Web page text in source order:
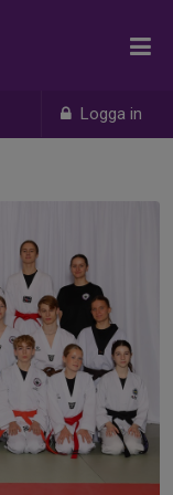
Logga in